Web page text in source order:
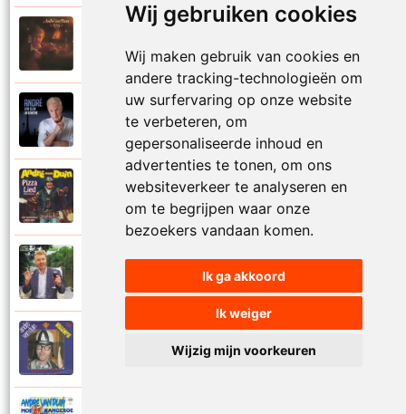
Wij gebruiken cookies
Wij maken gebruik van cookies en
andere tracking-technologieën om
uw surfervaring op onze website
te verbeteren, om
gepersonaliseerde inhoud en
advertenties te tonen, om ons
websiteverkeer te analyseren en
om te begrijpen waar onze
bezoekers vandaan komen.
Ik ga akkoord
Ik weiger
Wijzig mijn voorkeuren
Oranjeboomstraat
Andre Van Duin
Andre Van Duin
Pizzalied (Effe wachte)
Andre Van Duin
Pootjebaaien in Zandvoort